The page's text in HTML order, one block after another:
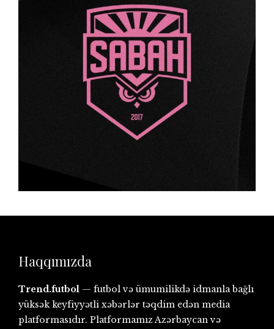
Haqqımızda
Trend.futbol — futbol və ümumilikdə idmanla bağlı
yüksək keyfiyyətli xəbərlər təqdim edən media
platformasıdır. Platformamız Azərbaycan və